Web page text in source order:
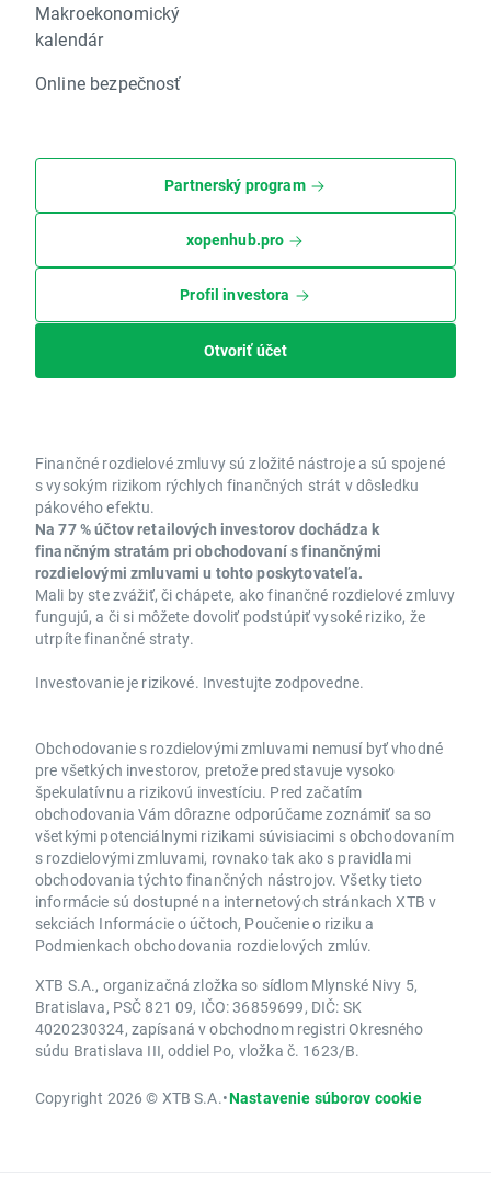
Makroekonomický
kalendár
Online bezpečnosť
Partnerský program
xopenhub.pro
Profil investora
Otvoriť účet
Finančné rozdielové zmluvy sú zložité nástroje a sú spojené
s vysokým rizikom rýchlych finančných strát v dôsledku
pákového efektu.
Na 77 % účtov retailových investorov dochádza k
finančným stratám pri obchodovaní s finančnými
rozdielovými zmluvami u tohto poskytovateľa.
Mali by ste zvážiť, či chápete, ako finančné rozdielové zmluvy
fungujú, a či si môžete dovoliť podstúpiť vysoké riziko, že
utrpíte finančné straty.
Investovanie je rizikové. Investujte zodpovedne.
Obchodovanie s rozdielovými zmluvami nemusí byť vhodné
pre všetkých investorov, pretože predstavuje vysoko
špekulatívnu a rizikovú investíciu. Pred začatím
obchodovania Vám dôrazne odporúčame zoznámiť sa so
všetkými potenciálnymi rizikami súvisiacimi s obchodovaním
s rozdielovými zmluvami, rovnako tak ako s pravidlami
obchodovania týchto finančných nástrojov. Všetky tieto
informácie sú dostupné na internetových stránkach XTB v
sekciách Informácie o účtoch, Poučenie o riziku a
Podmienkach obchodovania rozdielových zmlúv.
XTB S.A., organizačná zložka so sídlom Mlynské Nivy 5,
Bratislava, PSČ 821 09, IČO: 36859699, DIČ: SK
4020230324, zapísaná v obchodnom registri Okresného
súdu Bratislava III, oddiel Po, vložka č. 1623/B.
Copyright 2026 © XTB S.A.•Nastavenie súborov cookie